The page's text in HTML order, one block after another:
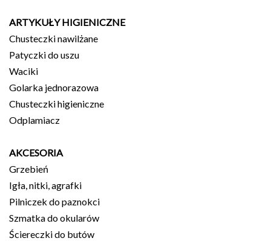
ARTYKUŁY HIGIENICZNE
Chusteczki nawilżane
Patyczki do uszu
Waciki
Golarka jednorazowa
Chusteczki higieniczne
Odplamiacz
AKCESORIA
Grzebień
Igła, nitki, agrafki
Pilniczek do paznokci
Szmatka do okularów
Ściereczki do butów